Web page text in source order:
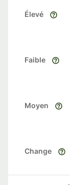
Élevé
Faible
Moyen
Change